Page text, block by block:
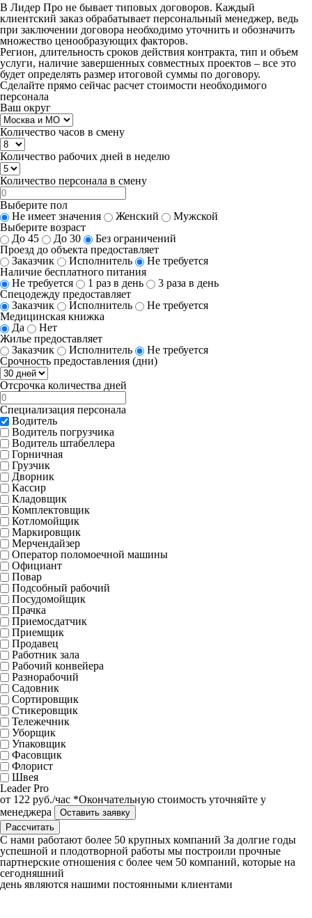
В Лидер Про не бывает типовых договоров. Каждый
клиентский заказ обрабатывает персональный менеджер, ведь
при заключении договора необходимо уточнить и обозначить
множество ценообразующих факторов.
Регион, длительность сроков действия контракта, тип и объем
услуги, наличие завершенных совместных проектов – все это
будет определять размер итоговой суммы по договору.
Сделайте прямо сейчас расчет стоимости необходимого
персонала
Ваш округ
Количество часов в смену
Количество рабочих дней в неделю
Количество персонала в смену
Выберите пол
Не имеет значения
Женский
Мужской
Выберите возраст
До 45
До 30
Без ограничений
Проезд до объекта предоставляет
Заказчик
Исполнитель
Не требуется
Наличие бесплатного питания
Не требуется
1 раз в день
3 раза в день
Спецодежду предоставляет
Заказчик
Исполнитель
Не требуется
Медицинская книжка
Да
Нет
Жилье предоставляет
Заказчик
Исполнитель
Не требуется
Срочность предоставления (дни)
Отсрочка количества дней
Специализация персонала
Водитель
Водитель погрузчика
Водитель штабеллера
Горничная
Грузчик
Дворник
Кассир
Кладовщик
Комплектовщик
Котломойщик
Маркировщик
Мерчендайзер
Оператор поломоечной машины
Официант
Повар
Подсобный рабочий
Посудомойщик
Прачка
Приемосдатчик
Приемщик
Продавец
Работник зала
Рабочий конвейера
Разнорабочий
Садовник
Сортировщик
Стикеровщик
Тележечник
Уборщик
Упаковщик
Фасовщик
Флорист
Швея
Leader Pro
от 122 руб./час *Окончательную стоимость уточняйте у
менеджера
Оставить заявку
Рассчитать
C нами работают более 50 крупных компаний За долгие годы
успешной и плодотворной работы мы построили прочные
партнерские отношения с более чем 50 компаний, которые на
сегодняшний
день являются нашими постоянными клиентами